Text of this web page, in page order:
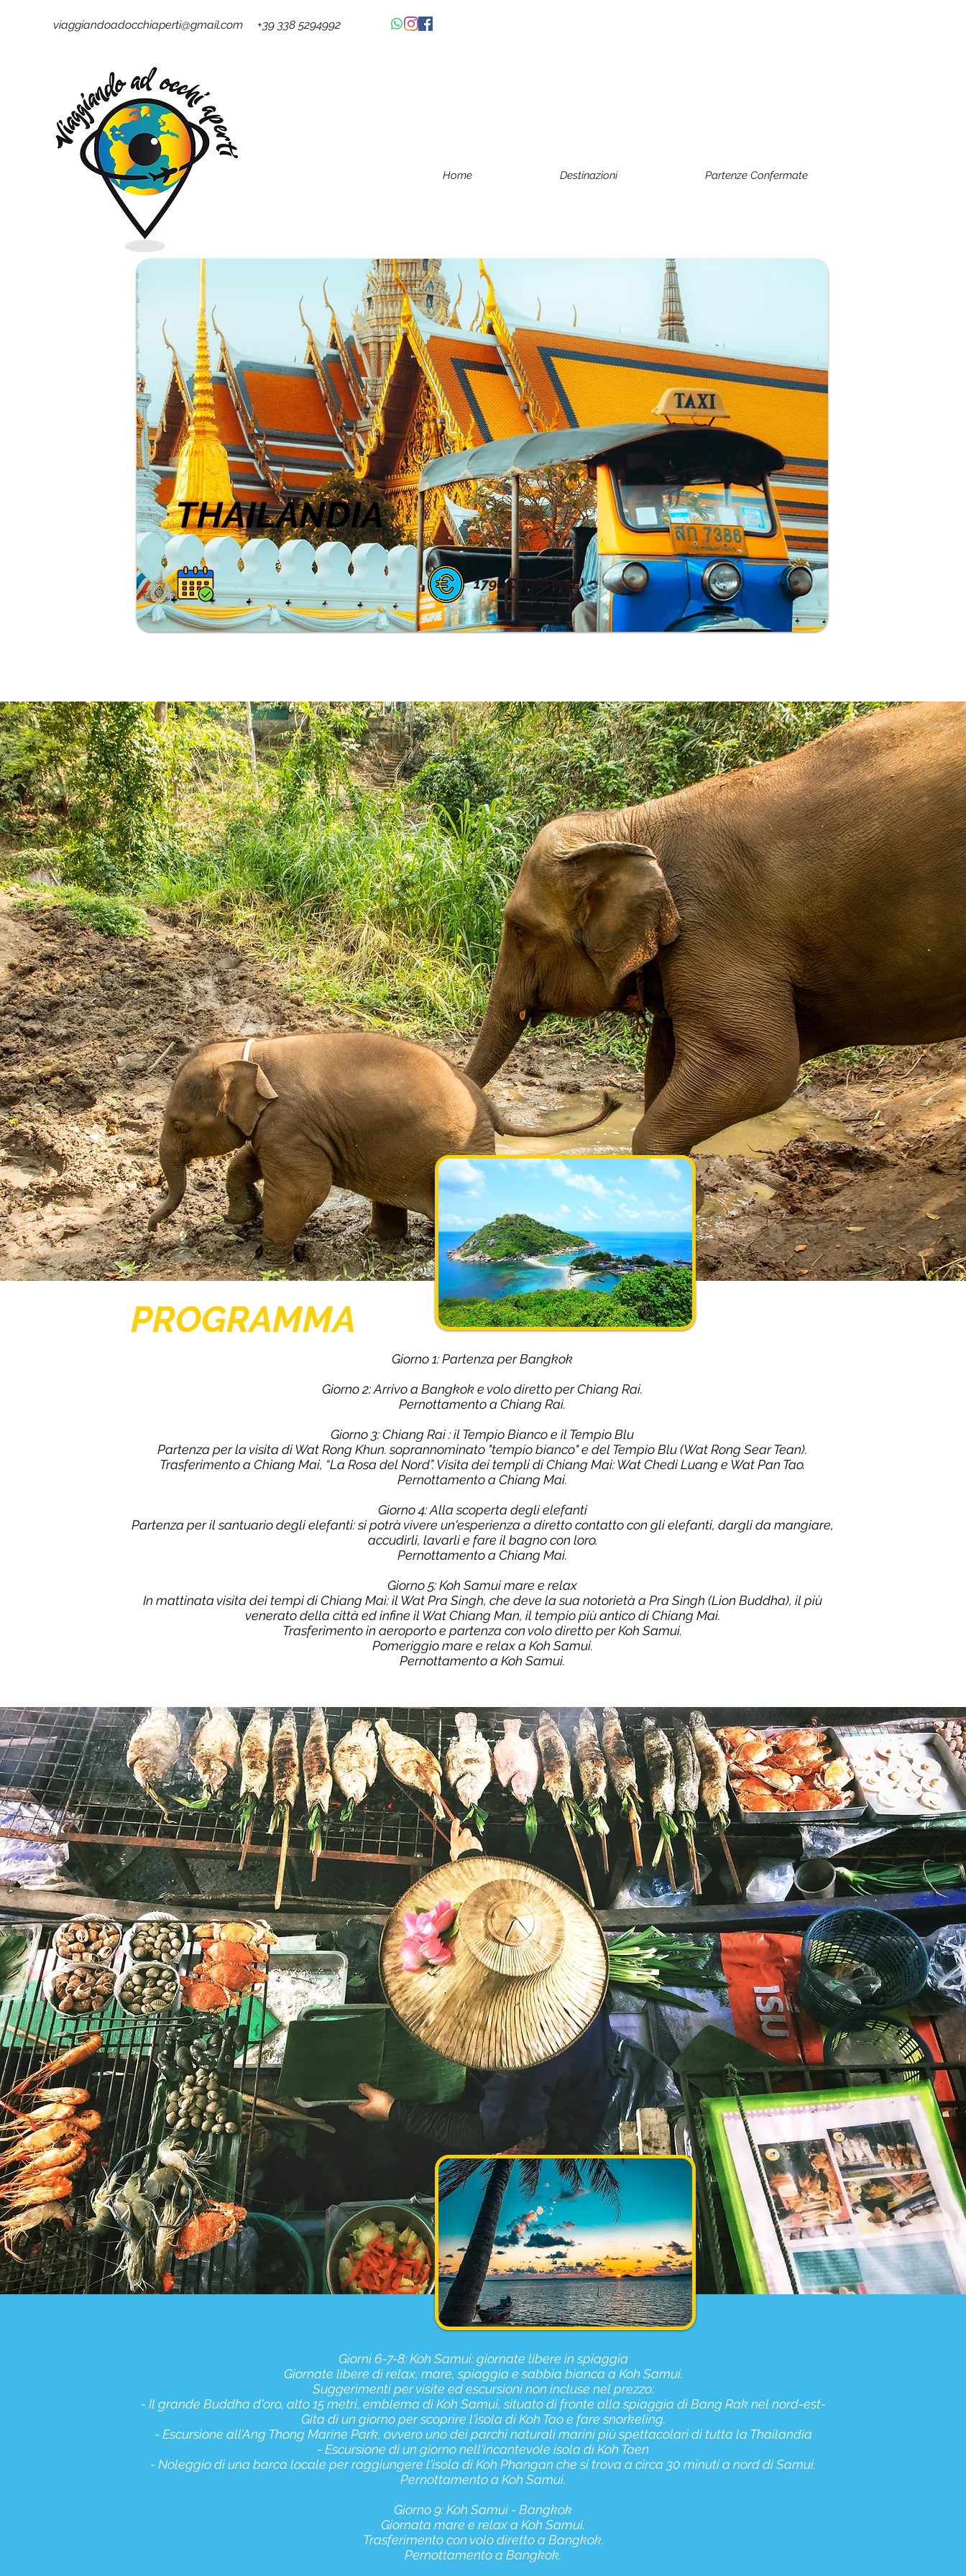
viaggiandoadocchiaperti@gmail.com +39 338 5294992
Home Destinazioni Partenze Confermate
THAILANDIA
1790€ (voli incl.)
PROGRAMMA
Giorno 1: Partenza per Bangkok
Giorno 2: Arrivo a Bangkok e volo diretto per Chiang Rai.
Pernottamento a Chiang Rai.
Giorno 3: Chiang Rai : il Tempio Bianco e il Tempio Blu
Partenza per la visita di Wat Rong Khun. soprannominato "tempio bianco" e del Tempio Blu (Wat Rong Sear Tean).
Trasferimento a Chiang Mai, “La Rosa del Nord”. Visita dei templi di Chiang Mai: Wat Chedi Luang e Wat Pan Tao.
Pernottamento a Chiang Mai.
Giorno 4: Alla scoperta degli elefanti
Partenza per il santuario degli elefanti: si potrà vivere un'esperienza a diretto contatto con gli elefanti, dargli da mangiare,
accudirli, lavarli e fare il bagno con loro.
Pernottamento a Chiang Mai.
Giorno 5: Koh Samui mare e relax
In mattinata visita dei tempi di Chiang Mai: il Wat Pra Singh, che deve la sua notorietà a Pra Singh (Lion Buddha), il più
venerato della città ed infine il Wat Chiang Man, il tempio più antico di Chiang Mai.
Trasferimento in aeroporto e partenza con volo diretto per Koh Samui.
Pomeriggio mare e relax a Koh Samui.
Pernottamento a Koh Samui.
Giorni 6-7-8: Koh Samui: giornate libere in spiaggia
Giornate libere di relax, mare, spiaggia e sabbia bianca a Koh Samui.
Suggerimenti per visite ed escursioni non incluse nel prezzo:
- Il grande Buddha d'oro, alto 15 metri, emblema di Koh Samui, situato di fronte alla spiaggia di Bang Rak nel nord-est-
Gita di un giorno per scoprire l'isola di Koh Tao e fare snorkeling.
- Escursione all’Ang Thong Marine Park, ovvero uno dei parchi naturali marini più spettacolari di tutta la Thailandia
- Escursione di un giorno nell'incantevole isola di Koh Taen
- Noleggio di una barca locale per raggiungere l'isola di Koh Phangan che si trova a circa 30 minuti a nord di Samui.
Pernottamento a Koh Samui.
Giorno 9: Koh Samui - Bangkok
Giornata mare e relax a Koh Samui.
Trasferimento con volo diretto a Bangkok.
Pernottamento a Bangkok.